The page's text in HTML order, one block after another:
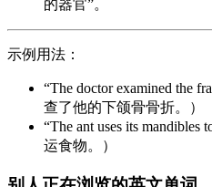
的器官”。
示例用法：
“The doctor examined the
查了他的下颌骨骨折。）
“The ant uses its
运食物。）